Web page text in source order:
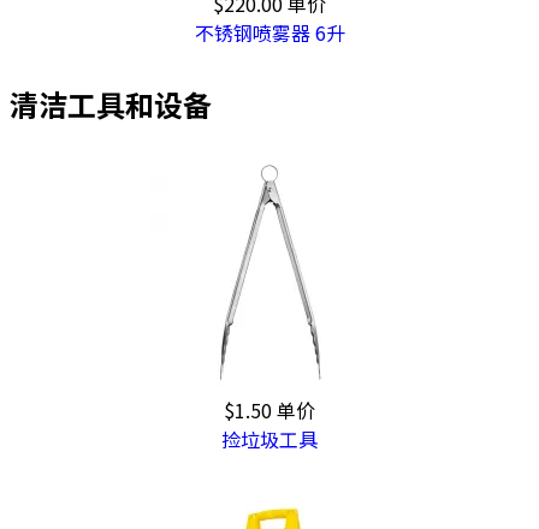
不锈钢喷雾器 6升
清洁工具和设备
$1.50单价
捡垃圾工具